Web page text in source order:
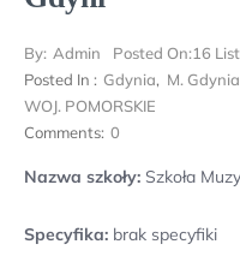
By: Admin Posted On:16
Posted In : Gdynia, M. Gdynia
WOJ. POMORSKIE
Comments: 0
Nazwa szkoły: Szkoła
Specyfika: brak specyfiki